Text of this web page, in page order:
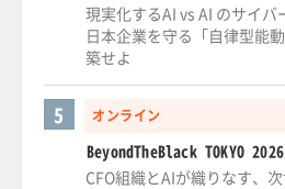
現実化するAI vs AI のサイ
日本企業を守る「自律型能
築せよ
オンライン
5
BeyondTheBlack TOKYO 2026
CFO組織とAIが織りなす、